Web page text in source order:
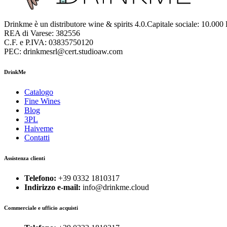
Drinkme è un distributore wine & spirits 4.0.Capitale sociale: 10.000
REA di Varese: 382556
C.F. e P.IVA: 03835750120
PEC: drinkmesrl@cert.studioaw.com
DrinkMe
Catalogo
Fine Wines
Blog
3PL
Haiveme
Contatti
Assistenza clienti
Telefono: +39 0332 1810317
Indirizzo e-mail: info@drinkme.cloud
Commerciale e ufficio acquisti